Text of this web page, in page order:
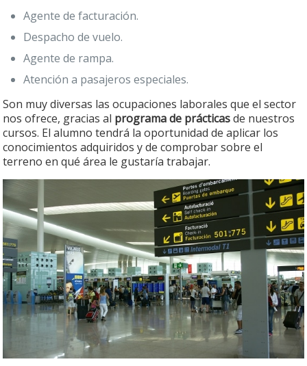
Agente de facturación.
Despacho de vuelo.
Agente de rampa.
Atención a pasajeros especiales.
Son muy diversas las ocupaciones laborales que el sector
nos ofrece, gracias al programa de prácticasde nuestros
cursos. El alumno tendrá la oportunidad de aplicar los
conocimientos adquiridos y de comprobar sobre el
terreno en qué área le gustaría trabajar.